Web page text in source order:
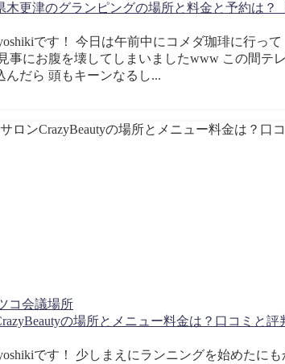
更津のグランピングの場所と料金と予約は？
です！ 今日は午前中にコメダ珈琲に行っ
事にお腹を壊してしまいましたwww この間テ
だら 頭もキーンなるし...
コ会議場所
の場所とメニュー料金は？口コミと評
です！ 少しまえにランニングを始めたに